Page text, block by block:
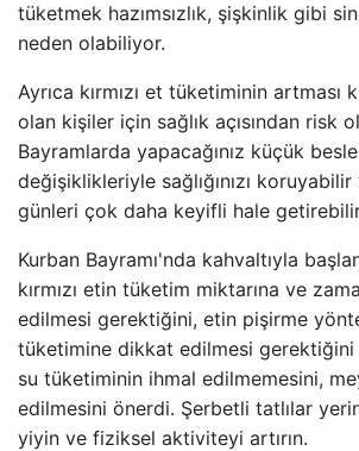
tüketmek hazımsızlık, şişkinlik gibi
neden olabiliyor.
Ayrıca kırmızı et tüketiminin artması
olan kişiler için sağlık açısından risk
Bayramlarda yapacağınız küçük
değişiklikleriyle sağlığınızı
günleri çok daha keyifli hale
Kurban Bayramı'nda kahvaltıyla
kırmızı etin tüketim miktarına ve
edilmesi gerektiğini, etin pişirme
tüketimine dikkat edilmesi gerektiğini
su tüketiminin ihmal edilmemesini,
edilmesini önerdi. Şerbetli tatlılar
yiyin ve fiziksel aktiviteyi artırın.